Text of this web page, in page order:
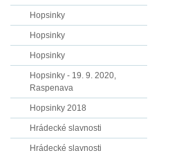
Hopsinky
Hopsinky
Hopsinky
Hopsinky - 19. 9. 2020,
Raspenava
Hopsinky 2018
Hrádecké slavnosti
Hrádecké slavnosti